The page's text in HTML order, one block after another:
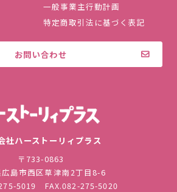
一般事業主行動計画
特定商取引法に基づく表記
お問い合わせ
社ハーストーリィプラス
〒733-0863
島市西区草津南2丁目8-6
5019 FAX.082-275-5020